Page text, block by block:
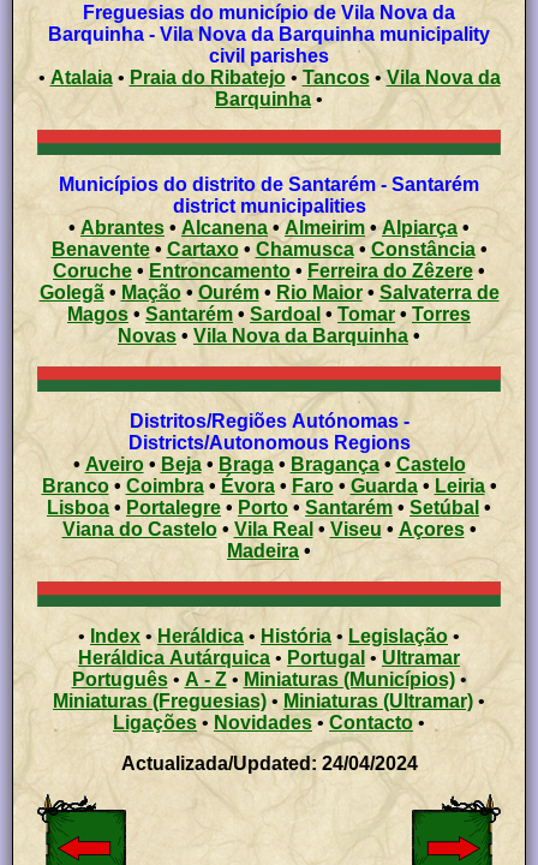
Freguesias do município de Vila Nova da
Barquinha - Vila Nova da Barquinha municipality
civil parishes
• Atalaia• Praia do Ribatejo• Tancos•Vila Nova da
Barquinha •
Municípios do distrito de Santarém - Santarém
district municipalities
• Abrantes • Alcanena •Almeirim •Alpiarça •
Benavente• Cartaxo• Chamusca• Constância•
Coruche • Entroncamento • Ferreira do Zêzere•
Golegã• Mação• Ourém• Rio Maior• Salvaterra de
Magos • Santarém • Sardoal • Tomar •Torres
Novas • Vila Nova da Barquinha •
Distritos/Regiões Autónomas -
Districts/Autonomous Regions
•Aveiro• Beja• Braga• Bragança•Castelo
Branco• Coimbra•Évora• Faro• Guarda• Leiria•
Lisboa • Portalegre • Porto • Santarém • Setúbal •
Viana do Castelo•Vila Real • Viseu • Açores •
Madeira •
• Index • Heráldica • História • Legislação •
Heráldica Autárquica • Portugal •Ultramar
Português• A - Z• Miniaturas (Municípios)•
Miniaturas (Freguesias) • Miniaturas (Ultramar) •
Ligações • Novidades• Contacto•
Actualizada/Updated: 24/04/2024